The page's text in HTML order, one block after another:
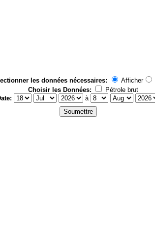
les données nécessaires: Afficher
Choisir les Données:
Pétrole brut
à